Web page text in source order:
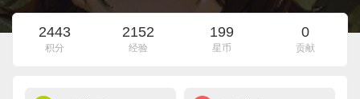
2443
积分
2152
经验
199
星币
0
贡献